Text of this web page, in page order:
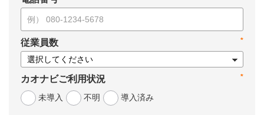
*
従業員数
*
カオナビご利用状況
未導入
不明 導入済み